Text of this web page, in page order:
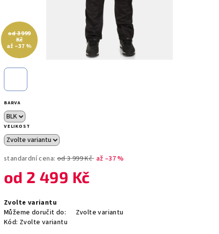
BARVA
VELIKOST
standardní cena: od 3 999 Kč až –37 %
od 2 499 Kč
cena:
Zvolte variantu
Můžeme doručit do:
Zvolte variantu
Kód: Zvolte variantu
od 3 999
Kč
až –37 %